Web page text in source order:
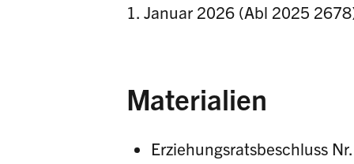
1. Januar 2026 (Abl 2025
Materialien
Erziehungsratsbeschluss